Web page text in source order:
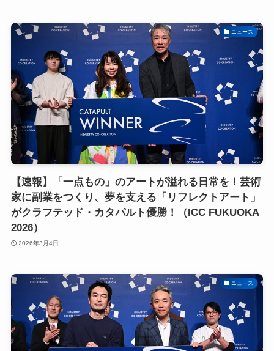
ニュース
【速報】「一点もの」のアートが溢れる日常を！芸術
家に副業をつくり、夢を支える「リフレクトアート」
がクラフテッド・カタパルト優勝！（ICC FUKUOKA
2026）
2026年3月4日
ニュース